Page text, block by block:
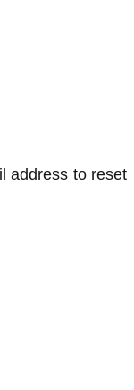
address to reset